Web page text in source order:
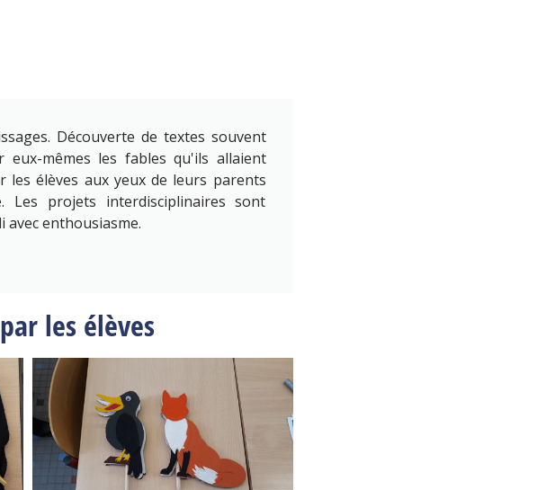
Découverte de textes souvent
eux-mêmes les fables qu'ils allaient
les élèves aux yeux de leurs parents
projets interdisciplinaires sont
avec enthousiasme.
les élèves